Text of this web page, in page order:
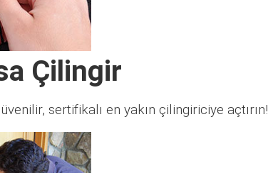
Çilingir
sertifikalı en yakın çilingiriciye açtırın!